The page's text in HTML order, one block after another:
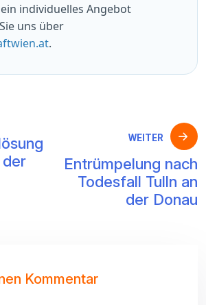
individuelles Angebot
uns über
.
der
WEITER
Entrümpelung nach
Todesfall Tulln an
der Donau
Kommentar